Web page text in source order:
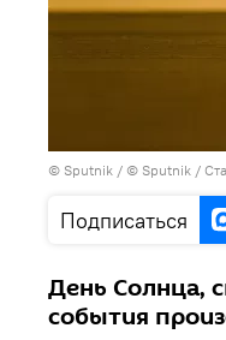
© Sputnik / © Sputnik /
Подписаться
День Солнца,
события